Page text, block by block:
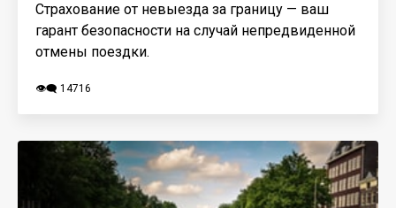
Страхование от невыезда за границу — ваш
гарант безопасности на случай непредвиденной
отмены поездки.
👁️‍🗨️ 14716